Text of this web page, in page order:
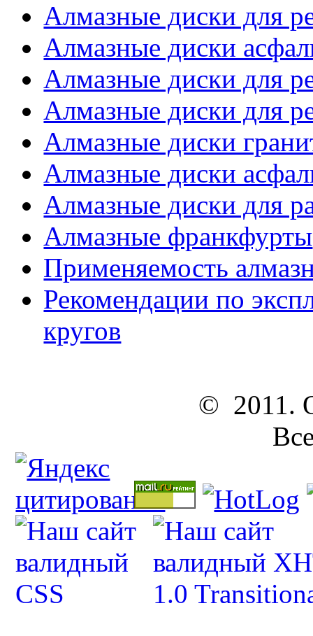
Алмазные диски для
Алмазные диски
Алмазные диски для
Алмазные диски для
Алмазные диски
Алмазные диски
Алмазные диски для
Алмазные франкфурты
Применяемость
Рекомендации по
кругов
© 2011.
Все